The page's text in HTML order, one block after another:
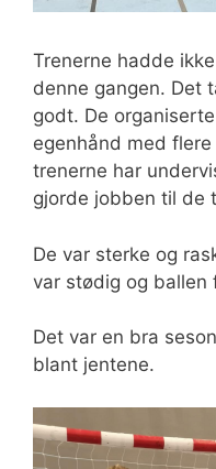
Trenerne hadde
denne gangen. Det
godt. De
egenhånd med
trenerne har
gjorde jobben til de
De var sterke og
var stødig og ballen
Det var en bra
blant jentene.